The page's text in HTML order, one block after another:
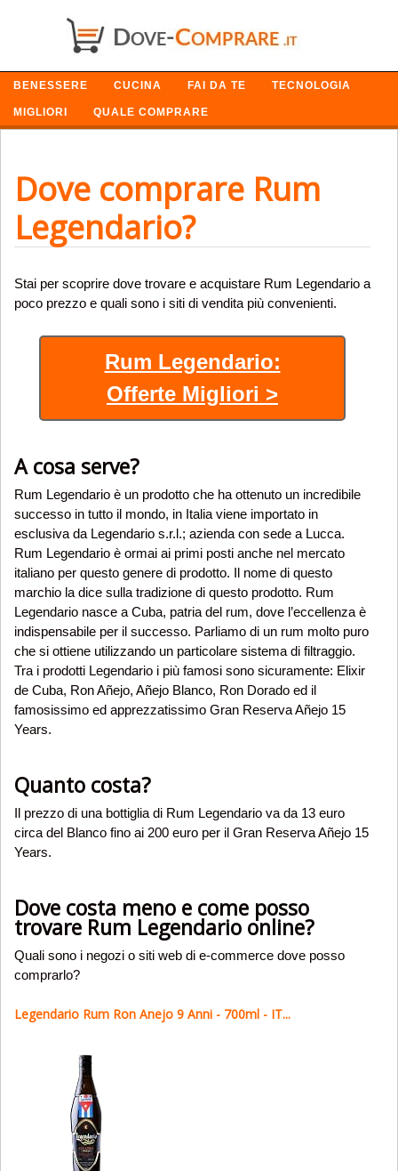
SETTORI
BENESSERE CUCINA FAI DA TE TECNOLOGIA
MIGLIORI QUALE COMPRARE
Dove comprare Rum
Legendario?
Stai per scoprire dove trovare e acquistare Rum Legendario a
poco prezzo e quali sono i siti di vendita più convenienti.
Rum Legendario:
Offerte Migliori >
A cosa serve?
Rum Legendario è un prodotto che ha ottenuto un incredibile
successo in tutto il mondo, in Italia viene importato in
esclusiva da Legendario s.r.l.; azienda con sede a Lucca.
Rum Legendario è ormai ai primi posti anche nel mercato
italiano per questo genere di prodotto. Il nome di questo
marchio la dice sulla tradizione di questo prodotto. Rum
Legendario nasce a Cuba, patria del rum, dove l’eccellenza è
indispensabile per il successo. Parliamo di un rum molto puro
che si ottiene utilizzando un particolare sistema di filtraggio.
Tra i prodotti Legendario i più famosi sono sicuramente: Elixir
de Cuba, Ron Añejo, Añejo Blanco, Ron Dorado ed il
famosissimo ed apprezzatissimo Gran Reserva Añejo 15
Years.
Quanto costa?
Il prezzo di una bottiglia di Rum Legendario va da 13 euro
circa del Blanco fino ai 200 euro per il Gran Reserva Añejo 15
Years.
Dove costa meno e come posso
trovare Rum Legendario online?
Quali sono i negozi o siti web di e-commerce dove posso
comprarlo?
Legendario Rum Ron Anejo 9 Anni - 700ml - IT...